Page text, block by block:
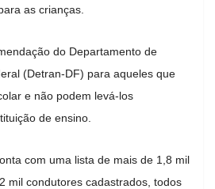
as crianças.
do Departamento de
(Detran-DF) para aqueles que
e não podem levá-los
de ensino.
com uma lista de mais de 1,8 mil
mil condutores cadastrados, todos